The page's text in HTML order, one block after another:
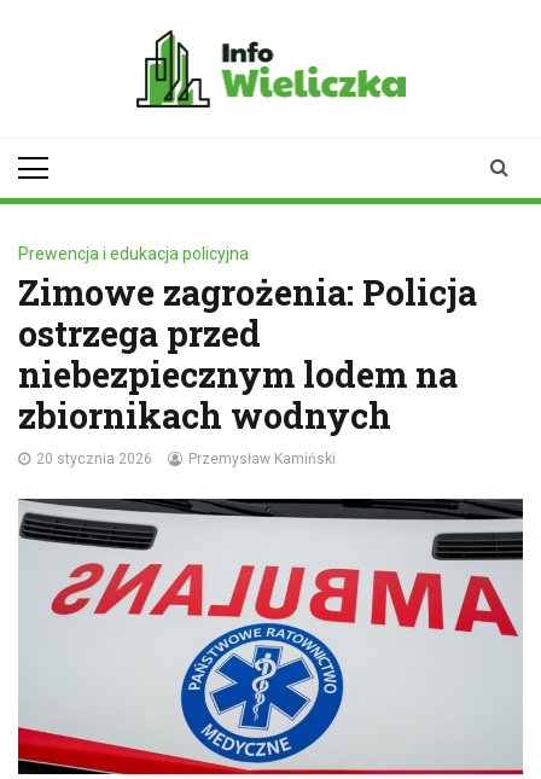
Prewencja i edukacja policyjna
Zimowe zagrożenia: Policja
ostrzega przed
niebezpiecznym lodem na
zbiornikach wodnych
20 stycznia 2026 Przemysław Kamiński